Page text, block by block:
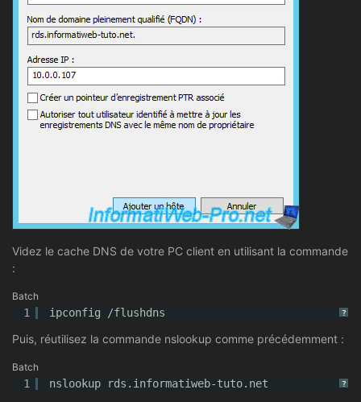
Videz le cache DNS de votre PC client en utilisant la commande
:
Batch
?
1 ipconfig /flushdns
Puis, réutilisez la commande nslookup comme précédemment :
Batch
?
1 nslookup rds.informatiweb-tuto.net